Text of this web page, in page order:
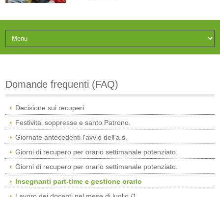
Domande frequenti (FAQ)
Decisione sui recuperi
Festivita' soppresse e santo Patrono.
Giornate antecedenti l'avvio dell'a.s.
Giorni di recupero per orario settimanale potenziato.
Giorni di recupero per orario settimanale potenziato.
Insegnanti part-time e gestione orario